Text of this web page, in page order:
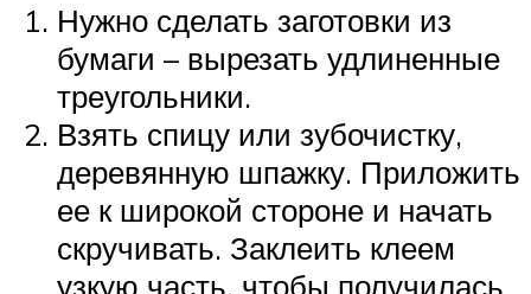
Нужно сделать заготовки из
бумаги – вырезать удлиненные
треугольники.
Взять спицу или зубочистку,
деревянную шпажку. Приложить
ее к широкой стороне и начать
скручивать. Заклеить клеем
узкую часть, чтобы получилась